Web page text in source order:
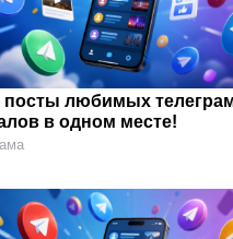
посты любимых
в одном месте!